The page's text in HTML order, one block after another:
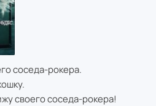
соседа-рокера.
своего соседа-рокера!